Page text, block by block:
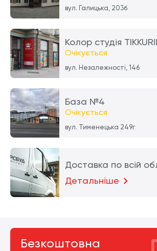
вул. Галицька, 203б
Колор студія
Очікується
вул. Незалежності, 146
База №4
Очікується
вул. Тименецька 249г
Доставка по всій
Детальніше
Безкоштовна